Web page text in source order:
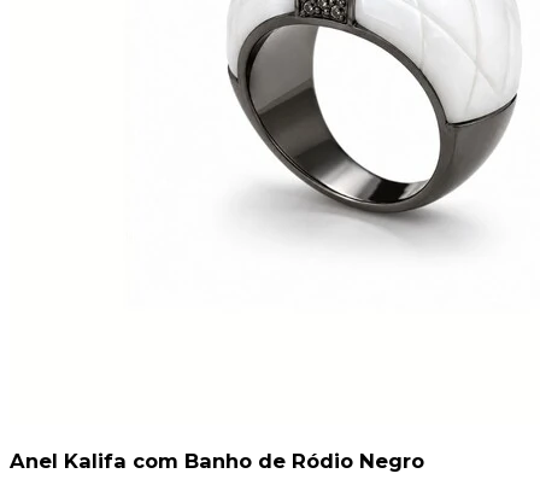
Anel Kalifa com Banho de Ródio Negro